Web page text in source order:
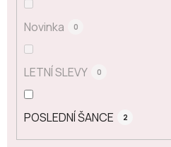
Novinka 0
LETNÍ SLEVY 0
POSLEDNÍ ŠANCE 2